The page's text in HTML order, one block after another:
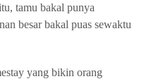
tamu bakal punya
besar bakal puas sewaktu
yang bikin orang